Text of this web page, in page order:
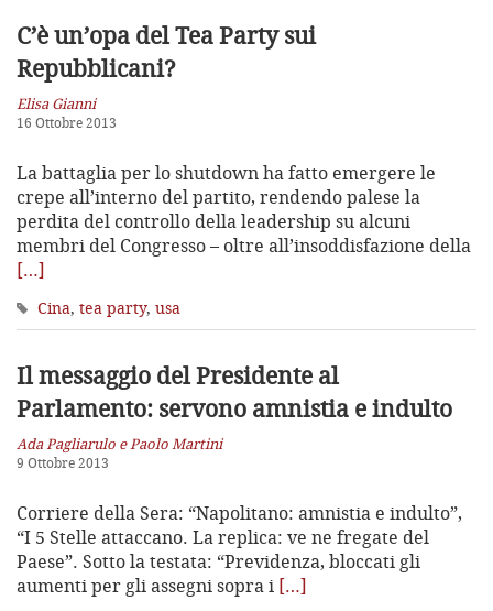
C’è un’opa del Tea Party sui
Repubblicani?
Elisa Gianni
16 Ottobre 2013
La battaglia per lo shutdown ha fatto emergere le
crepe all’interno del partito, rendendo palese la
perdita del controllo della leadership su alcuni
membri del Congresso – oltre all’insoddisfazione della
[…]
Cina, tea party, usa
Il messaggio del Presidente al
Parlamento: servono amnistia e indulto
Ada Pagliarulo e Paolo Martini
9 Ottobre 2013
Corriere della Sera: “Napolitano: amnistia e indulto”,
“I 5 Stelle attaccano. La replica: ve ne fregate del
Paese”. Sotto la testata: “Previdenza, bloccati gli
aumenti per gli assegni sopra i […]